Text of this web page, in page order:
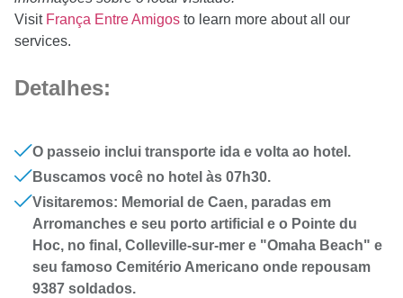
Visit França Entre Amigos to learn more about all our
services.
Detalhes:
O passeio inclui transporte ida e volta ao hotel.
Buscamos você no hotel às 07h30.
Visitaremos: Memorial de Caen, paradas em
Arromanches e seu porto artificial e o Pointe du
Hoc, no final, Colleville-sur-mer e "Omaha Beach" e
seu famoso Cemitério Americano onde repousam
9387 soldados.